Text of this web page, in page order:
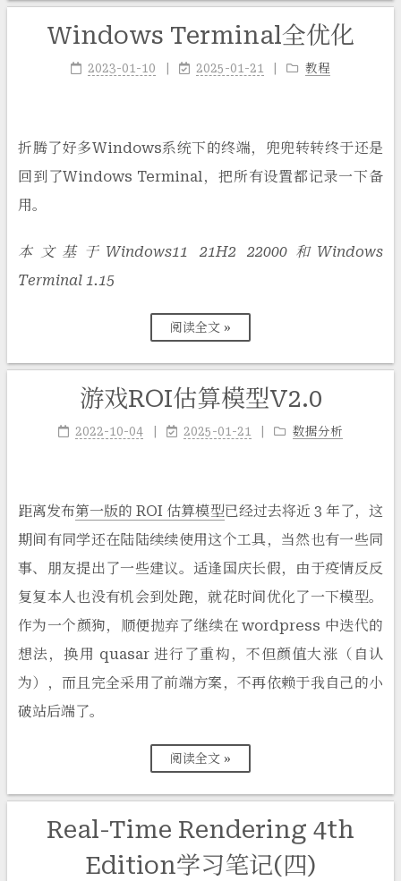
Windows Terminal全优化
2023-01-10 2025-01-21 教程
折腾了好多Windows系统下的终端，兜兜转转终于还是
回到了Windows Terminal，把所有设置都记录一下备
用。
本文基于Windows11 21H2 22000和Windows
Terminal 1.15
阅读全文 »
游戏ROI估算模型V2.0
2022-10-04 2025-01-21 数据分析
距离发布第一版的 ROI 估算模型已经过去将近 3 年了，这
期间有同学还在陆陆续续使用这个工具，当然也有一些同
事、朋友提出了一些建议。适逢国庆长假，由于疫情反反
复复本人也没有机会到处跑，就花时间优化了一下模型。
作为一个颜狗，顺便抛弃了继续在 wordpress 中迭代的
想法，换用 quasar 进行了重构，不但颜值大涨（自认
为），而且完全采用了前端方案，不再依赖于我自己的小
破站后端了。
阅读全文 »
Real-Time Rendering 4th
Edition学习笔记(四)